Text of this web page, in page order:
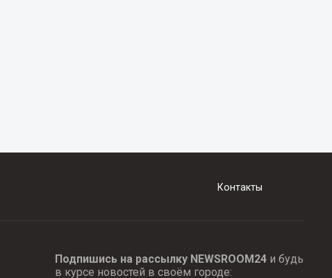
Контакты
Подпишись на рассылку NEWSROOM24и будь
в курсе новостей в своём городе: